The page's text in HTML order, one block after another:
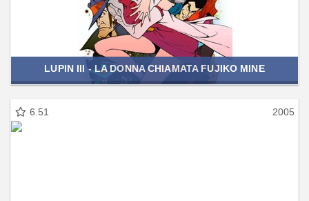
LUPIN III - LA DONNA CHIAMATA FUJIKO MINE
6.51 2005